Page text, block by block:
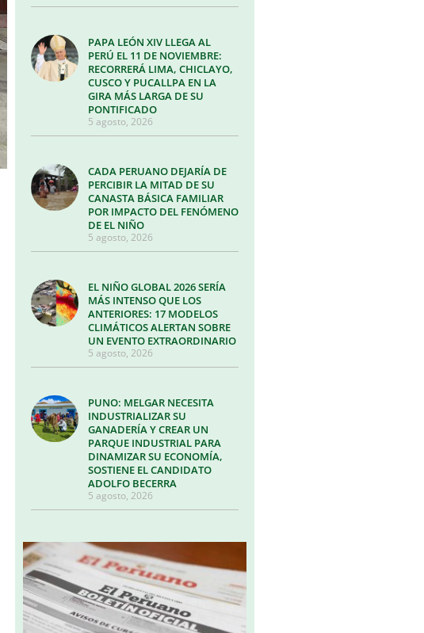
PAPA LEÓN XIV LLEGA AL
PERÚ EL 11 DE NOVIEMBRE:
RECORRERÁ LIMA, CHICLAYO,
CUSCO Y PUCALLPA EN LA
GIRA MÁS LARGA DE SU
PONTIFICADO
5 agosto, 2026
CADA PERUANO DEJARÍA DE
PERCIBIR LA MITAD DE SU
CANASTA BÁSICA FAMILIAR
POR IMPACTO DEL FENÓMENO
DE EL NIÑO
5 agosto, 2026
EL NIÑO GLOBAL 2026 SERÍA
MÁS INTENSO QUE LOS
ANTERIORES: 17 MODELOS
CLIMÁTICOS ALERTAN SOBRE
UN EVENTO EXTRAORDINARIO
5 agosto, 2026
PUNO: MELGAR NECESITA
INDUSTRIALIZAR SU
GANADERÍA Y CREAR UN
PARQUE INDUSTRIAL PARA
DINAMIZAR SU ECONOMÍA,
SOSTIENE EL CANDIDATO
ADOLFO BECERRA
5 agosto, 2026